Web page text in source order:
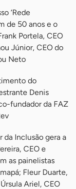
‘Rede
de 50 anos e o
Portela, CEO
Júnior, CEO do
Neto
do
Denis
fundador da FAZ
da Inclusão gera a
CEO e
as painelistas
Fleur Duarte,
Ariel, CEO